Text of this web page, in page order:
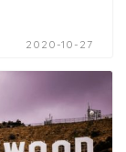
2020-10-27